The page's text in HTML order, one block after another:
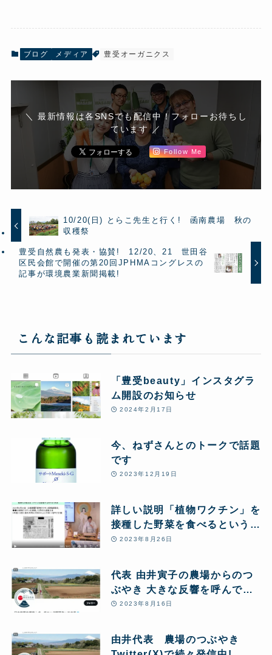
ブログ メディア 豊受オーガニクス
＼ 最新情報は各SNSでも配信中！フォローお待ちし
ています ／
Follow Me
10/20(日) とらこ先生と行く! 函南農場 秋の
収穫祭
豊受自然農も発表・協賛! 12/20、21 世田谷
区民会館で開催の第20回JPHMAコングレスの
記事が環境農業新聞掲載!
こんな記事も読まれています
「豊受beauty」インスタグラ
ム開設のお知らせ
2024年2月17日
今、ねずさんとのトークで話題
です
2023年12月19日
詳しい説明「植物ワクチン」を
接種した野菜を食べるというこ
とについて
2023年8月26日
代表 由井寅子の農場からのつ
ぶやき 大きな反響を呼んでい
ます 一部紹介
2023年8月16日
由井代表 農場のつぶやき